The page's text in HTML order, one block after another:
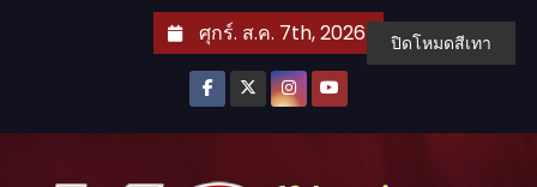
ศุกร์. ส.ค. 7th, 2026 ปิดโหมดสีเทา